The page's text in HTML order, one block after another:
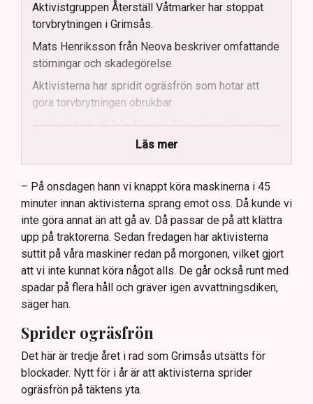
Aktivistgruppen Återställ Våtmarker har stoppat
torvbrytningen i Grimsås.
Mats Henriksson från Neova beskriver omfattande
störningar och skadegörelse.
Aktivisterna har spridit ogräsfrön som hotar att
göra torvbrytningen obrukbar.
Rickard Axdorff från Svensk Torv varnar för ett
stort ekonomiskt sabotage.
Dialogpolisen på plats står maktlös inför
aktivisternas handlingar.
Frågor kvarstår om finansiering av illegal aktivism.
Läs mer
– På onsdagen hann vi knappt köra maskinerna i 45
minuter innan aktivisterna sprang emot oss. Då kunde vi
inte göra annat än att gå av. Då passar de på att klättra
upp på traktorerna. Sedan fredagen har aktivisterna
suttit på våra maskiner redan på morgonen, vilket gjort
att vi inte kunnat köra något alls. De går också runt med
spadar på flera håll och gräver igen avvattningsdiken,
säger han.
Sprider ogräsfrön
Det här är tredje året i rad som Grimsås utsätts för
blockader. Nytt för i år är att aktivisterna sprider
ogräsfrön på täktens yta.